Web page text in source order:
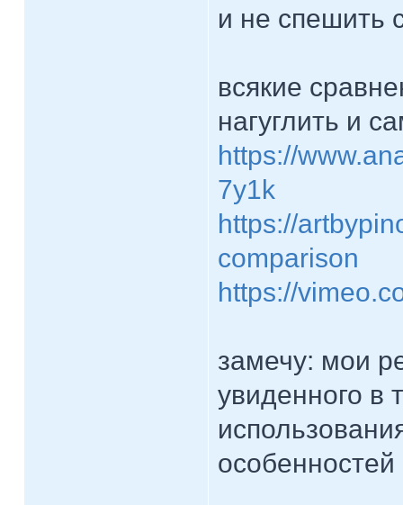
и не спешить
всякие
нагуглить и
https://
7y1k
https://
comparison
https://
замечу: мои
увиденного в